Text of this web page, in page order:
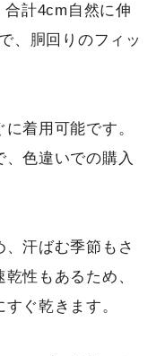
計4cm自然に伸
、胴回りのフィッ
着用可能です。
色違いでの購入
汗ばむ季節もさ
性もあるため、
ぐ乾きます。